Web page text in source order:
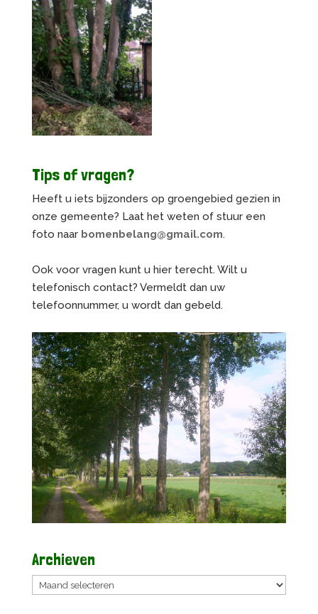
Tips of vragen?
Heeft u iets bijzonders op groengebied gezien in
onze gemeente? Laat het weten of stuur een
foto naar bomenbelang@gmail.com.
Ook voor vragen kunt u hier terecht. Wilt u
telefonisch contact? Vermeldt dan uw
telefoonnummer, u wordt dan gebeld.
Archieven
Archieven